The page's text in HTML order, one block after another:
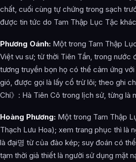
chất, cuối cùng tự chứng trong sạch
được tin tức do Tam Thập Lục Tặc
Phương Oánh: Một trong Tam Thập
Việt vu sư; từ thời Tiên Tần, trong nước
tương truyền bọn họ có thể cảm ứng
gió, được gọi là lấy cổ trừ lôi; theo ghi
Chí》: Hà Tiên Cô trong lịch sử, từng là
Hoàng Phương: Một trong Tam Thập
Thạch Lưu Hoa); xem trang phục thì là
là đại명 từ của đào kép; suy đoán có
tạm thời giả thiết là người sử dụng mặt